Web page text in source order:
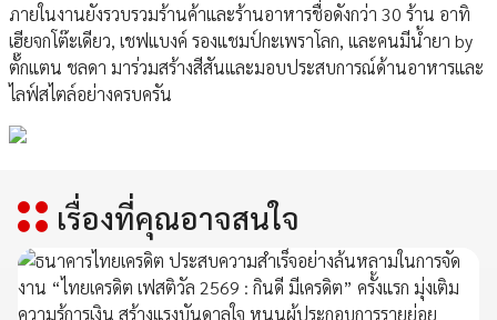
ภายในงานยังรวบรวมร้านค้าและร้านอาหารชื่อดังกว่า 30 ร้าน อาทิ
เฮียจกโต๊ะเดียว, เชฟแบงค์ รองแชมป์กะเพราโลก, และคนมีน้ำยา by
ตั๊กแตน ชลดา มาร่วมสร้างสีสันและมอบประสบการณ์ด้านอาหารและ
ไลฟ์สไตล์อย่างครบครัน
เรื่องที่คุณอาจสนใจ